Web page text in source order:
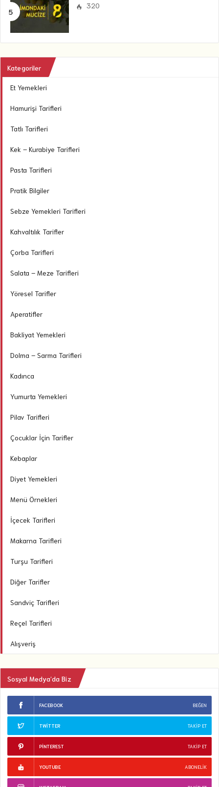
320
Kategoriler
Et Yemekleri
Hamurişi Tarifleri
Tatlı Tarifleri
Kek – Kurabiye Tarifleri
Pasta Tarifleri
Pratik Bilgiler
Sebze Yemekleri Tarifleri
Kahvaltılık Tarifler
Çorba Tarifleri
Salata – Meze Tarifleri
Yöresel Tarifler
Aperatifler
Bakliyat Yemekleri
Dolma – Sarma Tarifleri
Kadınca
Yumurta Yemekleri
Pilav Tarifleri
Çocuklar İçin Tarifler
Kebaplar
Diyet Yemekleri
Menü Örnekleri
İçecek Tarifleri
Makarna Tarifleri
Turşu Tarifleri
Diğer Tarifler
Sandviç Tarifleri
Reçel Tarifleri
Alışveriş
Sosyal Medya’da Biz
FACEBOOK BEĞEN
TWITTER TAKIP ET
PINTEREST TAKIP ET
YOUTUBE ABONELIK